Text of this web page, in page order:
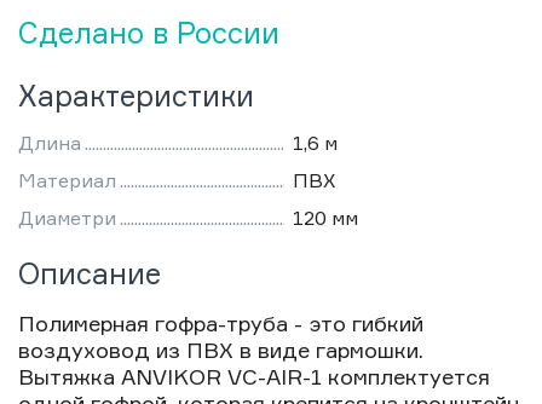
Сделано в России
Характеристики
Длина
1,6 м
Материал
ПВХ
Диаметри
120 мм
Описание
Полимерная гофра-труба - это гибкий
воздуховод из ПВХ в виде гармошки.
Вытяжка ANVIKOR VC-AIR-1 комплектуется